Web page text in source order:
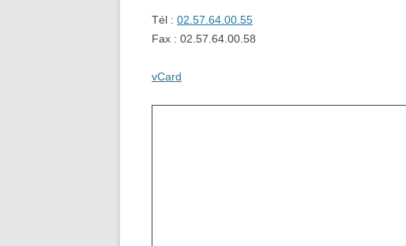
Tél : 02.57.64.00.55
Fax : 02.57.64.00.58
vCard